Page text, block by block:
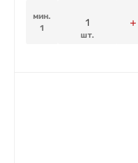
мин.
1
шт.